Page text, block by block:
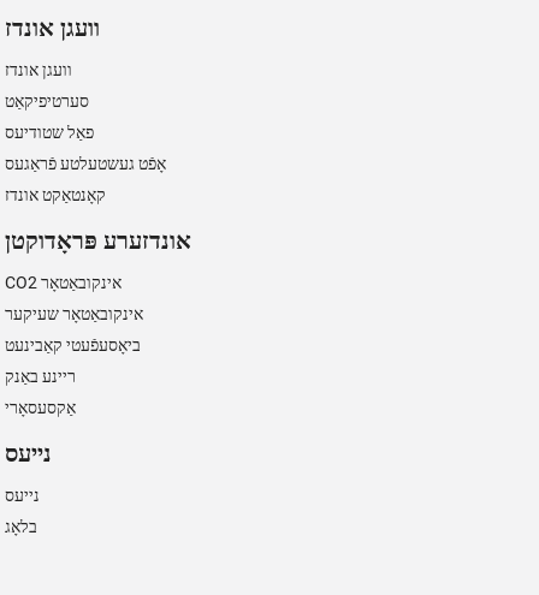
וועגן אונדז
וועגן אונדז
סערטיפיקאַט
פאַל שטודיעס
אָפֿט געשטעלטע פֿראַגעס
קאָנטאַקט אונדז
אונדזערע פּראָדוקטן
CO2 אינקובאַטאָר
אינקובאַטאָר שעיקער
ביאָסעפֿעטי קאַבינעט
ריינע באַנק
אַקסעסאָרי
נייעס
נייעס
בלאָג